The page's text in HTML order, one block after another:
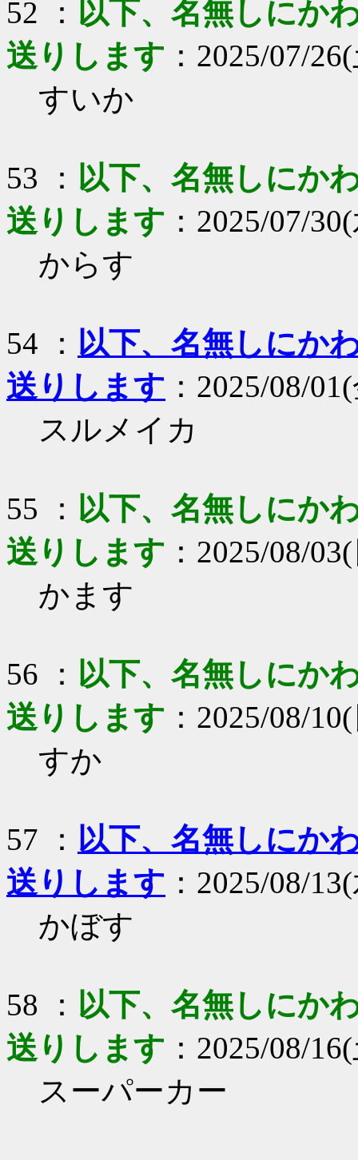
52 ： 以下、名無しにか
送りします ：2025/07/
すいか
53 ： 以下、名無しにか
送りします ：2025/07/
からす
54 ： 以下、名無しにか
送りします ：2025/08/
スルメイカ
55 ： 以下、名無しにか
送りします ：2025/08/
かます
56 ： 以下、名無しにか
送りします ：2025/08/
すか
57 ： 以下、名無しにか
送りします ：2025/08/
かぼす
58 ： 以下、名無しにか
送りします ：2025/08/
スーパーカー